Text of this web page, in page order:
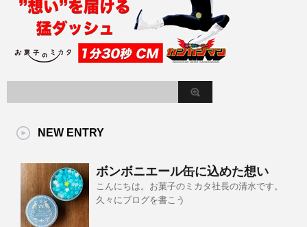
NEW ENTRY
ボンボニエール缶に込めた想い
こんにちは。お菓子のミカタ社長の清水です。
久々にブログを書こう